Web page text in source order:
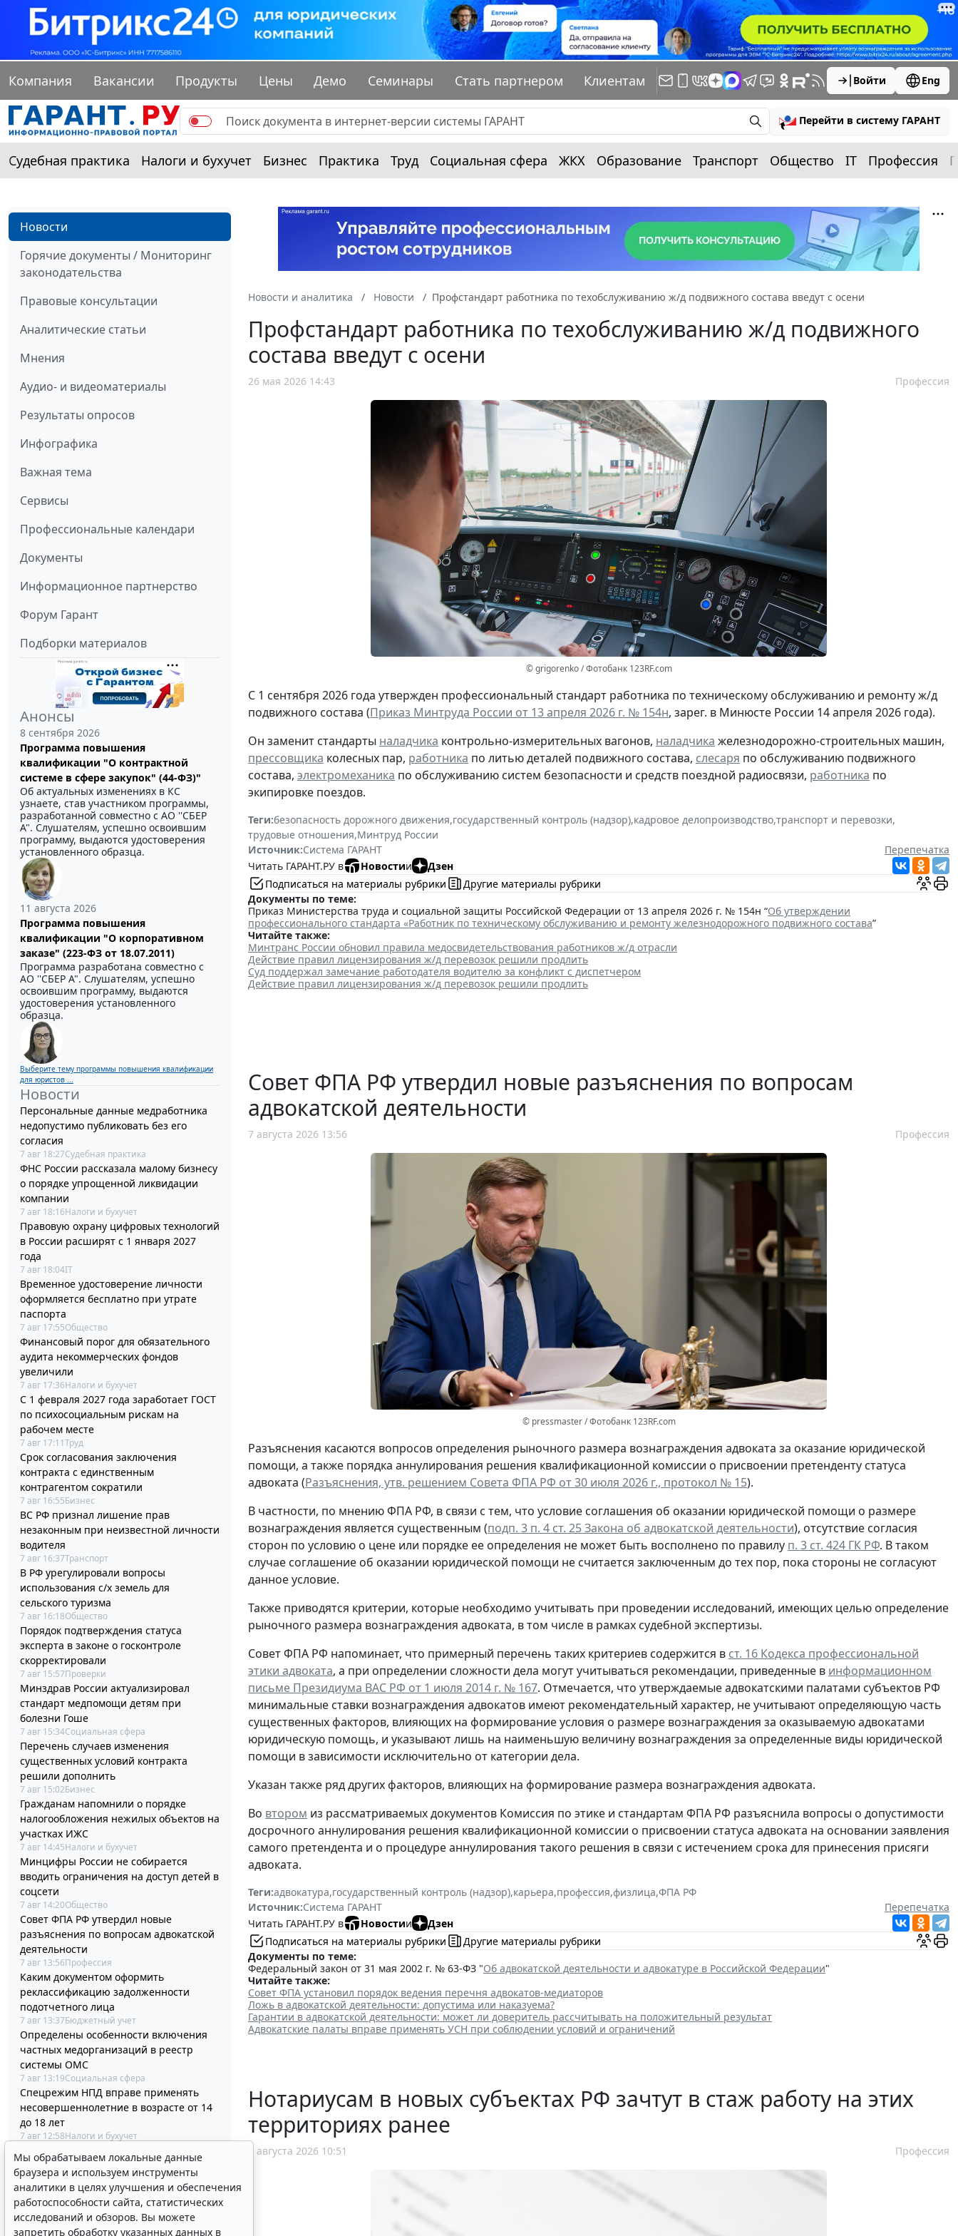
Компания Вакансии Продукты Цены Демо Семинары Стать партнером Клиентам Войти Eng
Перейти в систему ГАРАНТ
Судебная практика Налоги и бухучет Бизнес Практика Труд Социальная сфера ЖКХ Образование Транспорт Общество IT Профессия
Новости
Горячие документы / Мониторинг
законодательства
Правовые консультации
Аналитические статьи
Мнения
Аудио- и видеоматериалы
Результаты опросов
Инфографика
Важная тема
Сервисы
Профессиональные календари
Документы
Информационное партнерство
Форум Гарант
Подборки материалов
Анонсы
8 сентября 2026
Программа повышения
квалификации "О контрактной
системе в сфере закупок" (44-ФЗ)"
Об актуальных изменениях в КС
узнаете, став участником программы,
разработанной совместно с АО ''СБЕР
А". Слушателям, успешно освоившим
программу, выдаются удостоверения
установленного образца.
11 августа 2026
Программа повышения
квалификации "О корпоративном
заказе" (223-ФЗ от 18.07.2011)
Программа разработана совместно с
АО ''СБЕР А". Слушателям, успешно
освоившим программу, выдаются
удостоверения установленного
образца.
Выберите тему программы повышения квалификации
для юристов ...
Новости
Персональные данные медработника
недопустимо публиковать без его
согласия
7 авг 18:27Судебная практика
ФНС России рассказала малому бизнесу
о порядке упрощенной ликвидации
компании
7 авг 18:16Налоги и бухучет
Правовую охрану цифровых технологий
в России расширят с 1 января 2027
года
7 авг 18:04IT
Временное удостоверение личности
оформляется бесплатно при утрате
паспорта
7 авг 17:55Общество
Финансовый порог для обязательного
аудита некоммерческих фондов
увеличили
7 авг 17:36Налоги и бухучет
С 1 февраля 2027 года заработает ГОСТ
по психосоциальным рискам на
рабочем месте
7 авг 17:11Труд
Срок согласования заключения
контракта с единственным
контрагентом сократили
7 авг 16:55Бизнес
ВС РФ признал лишение прав
незаконным при неизвестной личности
водителя
7 авг 16:37Транспорт
В РФ урегулировали вопросы
использования с/х земель для
сельского туризма
7 авг 16:18Общество
Порядок подтверждения статуса
эксперта в законе о госконтроле
скорректировали
7 авг 15:57Проверки
Минздрав России актуализировал
стандарт медпомощи детям при
болезни Гоше
7 авг 15:34Социальная сфера
Перечень случаев изменения
существенных условий контракта
решили дополнить
7 авг 15:02Бизнес
Гражданам напомнили о порядке
налогообложения нежилых объектов на
участках ИЖС
7 авг 14:45Налоги и бухучет
Минцифры России не собирается
вводить ограничения на доступ детей в
соцсети
7 авг 14:20Общество
Совет ФПА РФ утвердил новые
разъяснения по вопросам адвокатской
деятельности
7 авг 13:56Профессия
Каким документом оформить
реклассификацию задолженности
подотчетного лица
7 авг 13:37Бюджетный учет
Определены особенности включения
частных медорганизаций в реестр
системы ОМС
7 авг 13:19Социальная сфера
Спецрежим НПД вправе применять
несовершеннолетние в возрасте от 14
до 18 лет
7 авг 12:58Налоги и бухучет
При госрегистрации судна определят
соответствие идентифицирующим
признакам
7 авг 12:34Транспорт
В Госдуме предложили заменить ЕГЭ
аттестацией в форме государственного
Новости и аналитика Новости Профстандарт работника по техобслуживанию ж/д подвижного состава введут с осени
Профстандарт работника по техобслуживанию ж/д подвижного
состава введут с осени
26 мая 2026 14:43 Профессия
© grigorenko / Фотобанк 123RF.com
С 1 сентября 2026 года утвержден профессиональный стандарт работника по техническому обслуживанию и ремонту ж/д
подвижного состава (Приказ Минтруда России от 13 апреля 2026 г. № 154н, зарег. в Минюсте России 14 апреля 2026 года).
Он заменит стандарты наладчика контрольно-измерительных вагонов, наладчика железнодорожно-строительных машин,
прессовщика колесных пар, работника по литью деталей подвижного состава, слесаря по обслуживанию подвижного
состава, электромеханика по обслуживанию систем безопасности и средств поездной радиосвязи, работника по
экипировке поездов.
Теги:безопасность дорожного движения,государственный контроль (надзор),кадровое делопроизводство,транспорт и перевозки,
трудовые отношения,Минтруд России
Источник:Система ГАРАНТ
Перепечатка
Читать ГАРАНТ.РУ в
Новостии
Дзен
Подписаться на материалы рубрики
Другие материалы рубрики
Документы по теме:
Приказ Министерства труда и социальной защиты Российской Федерации от 13 апреля 2026 г. № 154н “Об утверждении
профессионального стандарта «Работник по техническому обслуживанию и ремонту железнодорожного подвижного состава”
Читайте также:
Минтранс России обновил правила медосвидетельствования работников ж/д отрасли
Действие правил лицензирования ж/д перевозок решили продлить
Суд поддержал замечание работодателя водителю за конфликт с диспетчером
Действие правил лицензирования ж/д перевозок решили продлить
Совет ФПА РФ утвердил новые разъяснения по вопросам
адвокатской деятельности
7 августа 2026 13:56 Профессия
© pressmaster / Фотобанк 123RF.com
Разъяснения касаются вопросов определения рыночного размера вознаграждения адвоката за оказание юридической
помощи, а также порядка аннулирования решения квалификационной комиссии о присвоении претенденту статуса
адвоката (Разъяснения, утв. решением Совета ФПА РФ от 30 июля 2026 г., протокол № 15).
В частности, по мнению ФПА РФ, в связи с тем, что условие соглашения об оказании юридической помощи о размере
вознаграждения является существенным (подп. 3 п. 4 ст. 25 Закона об адвокатской деятельности), отсутствие согласия
сторон по условию о цене или порядке ее определения не может быть восполнено по правилу п. 3 ст. 424 ГК РФ. В таком
случае соглашение об оказании юридической помощи не считается заключенным до тех пор, пока стороны не согласуют
данное условие.
Также приводятся критерии, которые необходимо учитывать при проведении исследований, имеющих целью определение
рыночного размера вознаграждения адвоката, в том числе в рамках судебной экспертизы.
Совет ФПА РФ напоминает, что примерный перечень таких критериев содержится в ст. 16 Кодекса профессиональной
этики адвоката, а при определении сложности дела могут учитываться рекомендации, приведенные в информационном
письме Президиума ВАС РФ от 1 июля 2014 г. № 167. Отмечается, что утверждаемые адвокатскими палатами субъектов РФ
минимальные ставки вознаграждения адвокатов имеют рекомендательный характер, не учитывают определяющую часть
существенных факторов, влияющих на формирование условия о размере вознаграждения за оказываемую адвокатами
юридическую помощь, и указывают лишь на наименьшую величину вознаграждения за определенные виды юридической
помощи в зависимости исключительно от категории дела.
Указан также ряд других факторов, влияющих на формирование размера вознаграждения адвоката.
Во втором из рассматриваемых документов Комиссия по этике и стандартам ФПА РФ разъяснила вопросы о допустимости
досрочного аннулирования решения квалификационной комиссии о присвоении статуса адвоката на основании заявления
самого претендента и о процедуре аннулирования такого решения в связи с истечением срока для принесения присяги
адвоката.
Теги:адвокатура,государственный контроль (надзор),карьера,профессия,физлица,ФПА РФ
Источник:Система ГАРАНТ
Перепечатка
Читать ГАРАНТ.РУ в
Новостии
Дзен
Подписаться на материалы рубрики
Другие материалы рубрики
Документы по теме:
Федеральный закон от 31 мая 2002 г. № 63-ФЗ "Об адвокатской деятельности и адвокатуре в Российской Федерации"
Читайте также:
Совет ФПА установил порядок ведения перечня адвокатов-медиаторов
Ложь в адвокатской деятельности: допустима или наказуема?
Гарантии в адвокатской деятельности: может ли доверитель рассчитывать на положительный результат
Адвокатские палаты вправе применять УСН при соблюдении условий и ограничений
Нотариусам в новых субъектах РФ зачтут в стаж работу на этих
территориях ранее
5 августа 2026 10:51 Профессия
Мы обрабатываем локальные данные
браузера и используем инструменты
аналитики в целях улучшения и обеспечения
работоспособности сайта, статистических
исследований и обзоров. Вы можете
запретить обработку указанных данных в